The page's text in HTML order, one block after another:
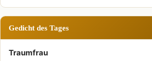
Gedicht des Tages
Traumfrau